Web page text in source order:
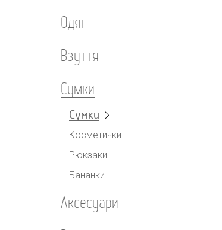
Одяг
Взуття
Сумки
Сумки
Косметички
Рюкзаки
Бананки
Аксесуари